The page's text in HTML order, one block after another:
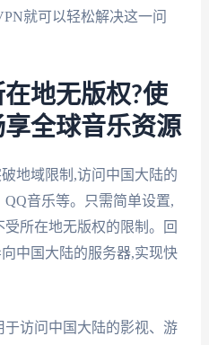
就可以轻松解决这一问
地无版权?使
全球音乐资源
地域限制,访问中国大陆的
音乐等。只需简单设置,
所在地无版权的限制。回
中国大陆的服务器,实现快
访问中国大陆的影视、游